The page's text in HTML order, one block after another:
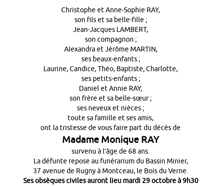
Christophe et Anne-Sophie RAY,
son fils et sa belle-fille ;
Jean-Jacques LAMBERT,
son compagnon ;
Alexandra et Jérôme MARTIN,
ses beaux-enfants ;
Laurine, Candice, Théo, Baptiste, Charlotte,
ses petits-enfants ;
Daniel et Annie RAY,
son frère et sa belle-sœur ;
ses neveux et nièces ;
toute sa famille et ses amis,
ont la tristesse de vous faire part du décès de
Madame Monique RAY
survenu à l’âge de 68 ans.
La défunte repose au funérarium du Bassin Minier,
37 avenue de Rugny à Montceau, le Bois du Verne.
Ses obsèques civiles auront lieumardi 29 octobre à 9h30